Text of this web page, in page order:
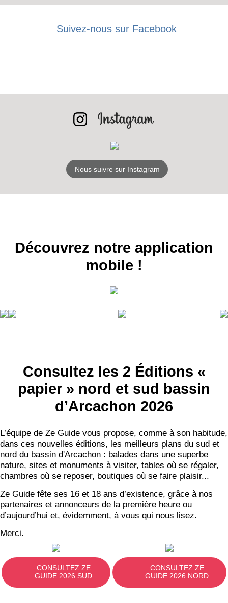
LES
BONS PLANS
NEWSLETTER
Suivez-nous sur Facebook
Nous suivre sur Instagram
Découvrez notre application
mobile !
Consultez les 2 Éditions «
papier » nord et sud bassin
d’Arcachon 2026
L’équipe de Ze Guide vous propose, comme à son habitude,
dans ces nouvelles éditions, les meilleurs plans du sud et
nord du bassin d'Arcachon : balades dans une superbe
nature, sites et monuments à visiter, tables où se régaler,
chambres où se reposer, boutiques où se faire plaisir...
Ze Guide fête ses 16 et 18 ans d’existence, grâce à nos
partenaires et annonceurs de la première heure ou
d’aujourd’hui et, évidemment, à vous qui nous lisez.
Merci.
CONSULTEZ ZE
GUIDE 2026 SUD
CONSULTEZ ZE
GUIDE 2026 NORD